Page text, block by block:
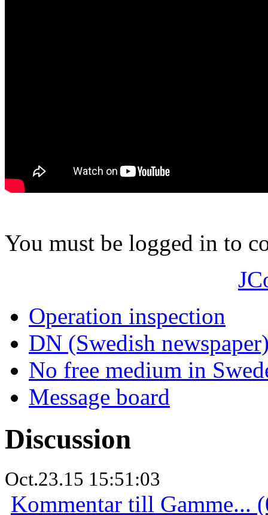
You must be logged in to
Operation inspection
DN (Swedish
No free medium in
Message board
Discussion
Oct.23.15 15:51:03
Kommentar till Gamme...